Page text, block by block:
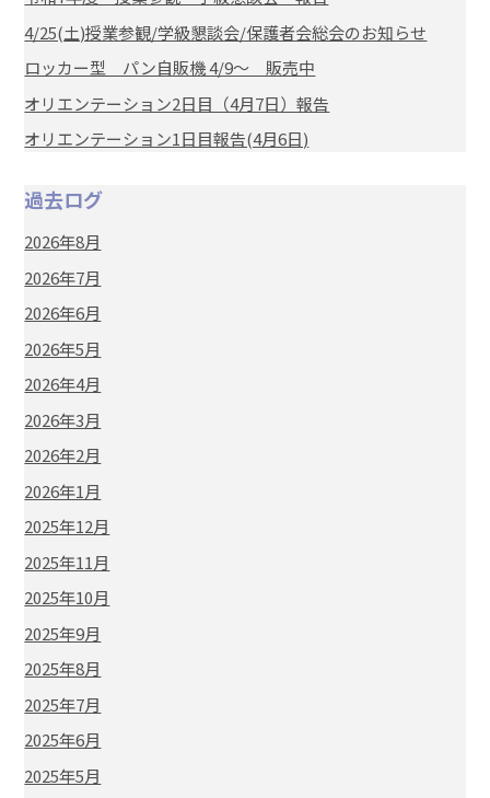
4/25(土)授業参観/学級懇談会/保護者会総会のお知らせ
ロッカー型 パン自販機 4/9～ 販売中
オリエンテーション2日目（4月7日）報告
オリエンテーション1日目報告(4月6日)
過去ログ
2026年8月
2026年7月
2026年6月
2026年5月
2026年4月
2026年3月
2026年2月
2026年1月
2025年12月
2025年11月
2025年10月
2025年9月
2025年8月
2025年7月
2025年6月
2025年5月